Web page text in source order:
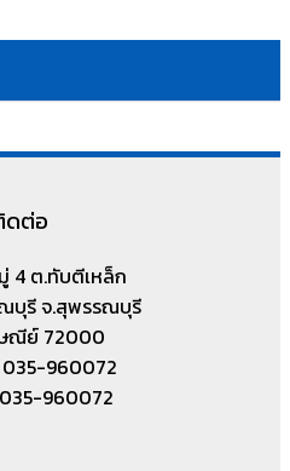
ดต่อ
4 ต.ทับตีเหล็ก
บุรี จ.สุพรรณบุรี
ณีย์ 72000
035-960072
035-960072